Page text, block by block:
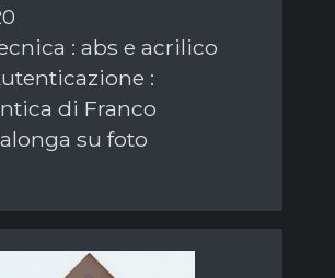
: abs e acrilico
:
di Franco
su foto